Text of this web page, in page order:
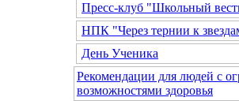
Пресс-клуб "Школьный
НПК "Через тернии к
День Ученика
Рекомендации для людей с
возможностями здоровья